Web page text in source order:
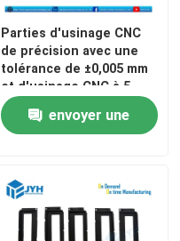
Parties d'usinage CNC
de précision avec une
tolérance de ±0,005 mm
et d'usinage CNC à 5
axes pour les
applicationsenvoyer une